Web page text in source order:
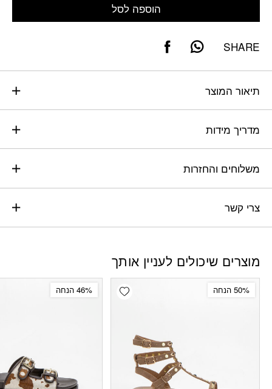
הוספה לסל
SHARE
תיאור המוצר
מדריך מידות
משלוחים והחזרות
צרי קשר
מוצרים שיכולים לעניין אותך
Add wishlist 50% הנחה 46% הנחה